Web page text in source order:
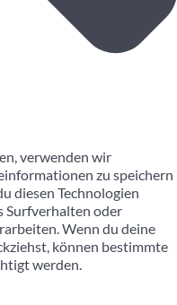
verwenden wir
zu speichern
diesen Technologien
Surfverhalten oder
Wenn du deine
können bestimmte
werden.